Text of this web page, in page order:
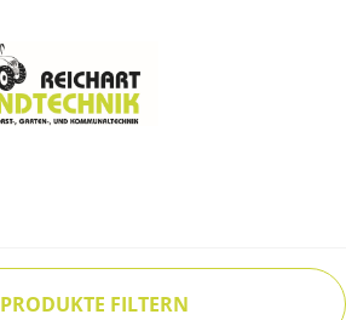
PRODUKTE FILTERN